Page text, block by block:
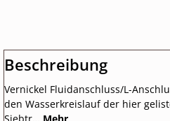
Beschreibung
Vernickel Fluidanschluss/L-
den Wasserkreislauf der hier